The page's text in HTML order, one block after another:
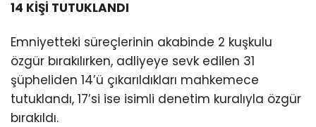
14 KİŞİ TUTUKLANDI
Emniyetteki süreçlerinin akabinde 2 kuşkulu
özgür bırakılırken, adliyeye sevk edilen 31
şüpheliden 14’ü çıkarıldıkları mahkemece
tutuklandı, 17’si ise isimli denetim kuralıyla özgür
bırakıldı.